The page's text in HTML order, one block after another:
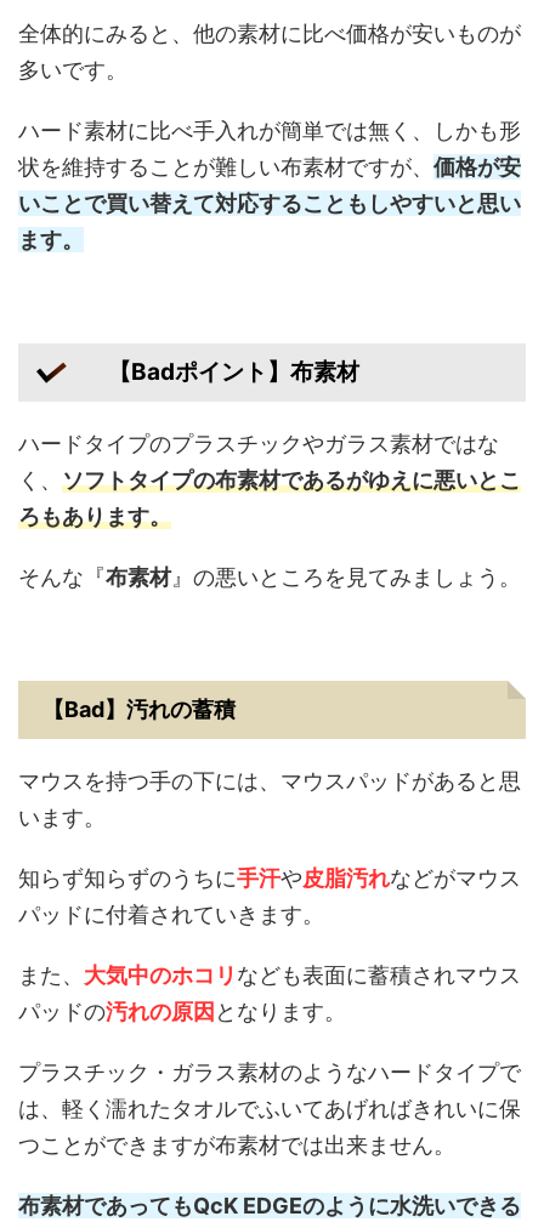
全体的にみると、他の素材に比べ価格が安いものが
多いです。
ハード素材に比べ手入れが簡単では無く、しかも形
状を維持することが難しい布素材ですが、 価格が安
いことで買い替えて対応することもしやすいと思い
ます。
【Badポイント】布素材
ハードタイプのプラスチックやガラス素材ではな
く、 ソフトタイプの布素材であるがゆえに悪いとこ
ろもあります。
そんな『布素材』の悪いところを見てみましょう。
【Bad】汚れの蓄積
マウスを持つ手の下には、マウスパッドがあると思
います。
知らず知らずのうちに手汗や皮脂汚れなどがマウス
パッドに付着されていきます。
また、 大気中のホコリ なども表面に蓄積されマウス
パッドの汚れの原因 となります。
プラスチック・ガラス素材のようなハードタイプで
は、軽く濡れたタオルでふいてあげればきれいに保
つことができますが布素材では出来ません。
布素材であってもQcK EDGEのように水洗いできる